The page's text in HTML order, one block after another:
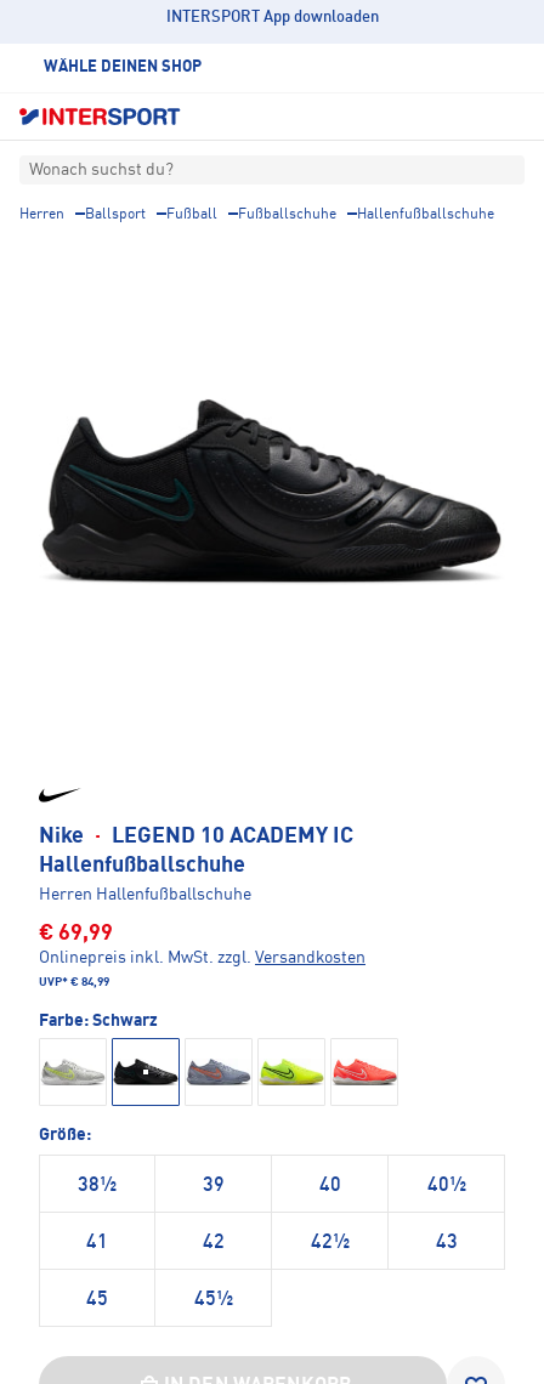
INTERSPORT App downloaden
WÄHLE DEINEN SHOP
Wonach suchst du?
Herren Ballsport Fußball Fußballschuhe Hallenfußballschuhe
Nike ·
LEGEND 10 ACADEMY IC
Hallenfußballschuhe
Herren Hallenfußballschuhe
€ 69,99
Onlinepreis inkl. MwSt. zzgl. Versandkosten
UVP* € 84,99
Farbe: Schwarz
Größe:
38½ 39 40 40½
41 42 42½ 43
45 45½